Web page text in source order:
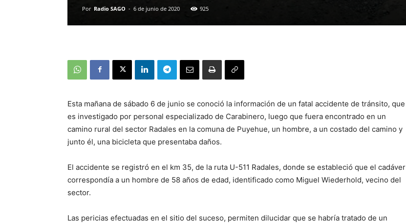
Por Radio SAGO - 6 de junio de 2020 925
Esta mañana de sábado 6 de junio se conoció la información de un fatal accidente de tránsito, que
es investigado por personal especializado de Carabinero, luego que fuera encontrado en un
camino rural del sector Radales en la comuna de Puyehue, un hombre, a un costado del camino y
junto él, una bicicleta que presentaba daños.
El accidente se registró en el km 35, de la ruta U-511 Radales, donde se estableció que el cadáver
correspondía a un hombre de 58 años de edad, identificado como Miguel Wiederhold, vecino del
sector.
Las pericias efectuadas en el sitio del suceso, permiten dilucidar que se habría tratado de un